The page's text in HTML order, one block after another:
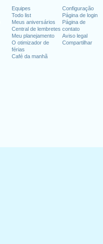
Equipes
Todo list
Meus aniversários
Central de lembretes
Meu planejamento
O otimizador de
férias
Café da manhã
Configuração
Página de login
Página de
contato
Aviso legal
Compartilhar